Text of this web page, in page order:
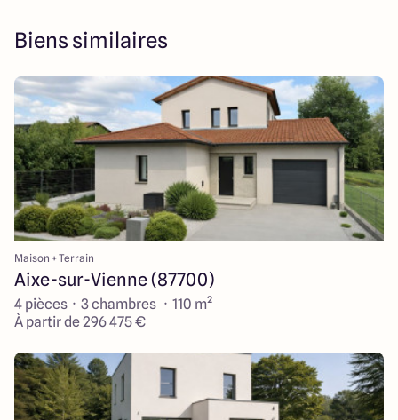
Biens similaires
Maison + Terrain
Aixe-sur-Vienne (87700)
4 pièces · 3 chambres · 110 m²
À partir de 296 475 €